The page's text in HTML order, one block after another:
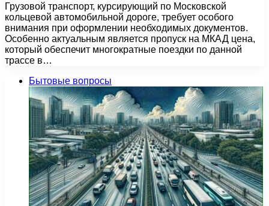
Грузовой транспорт, курсирующий по Московской
кольцевой автомобильной дороге, требует особого
внимания при оформлении необходимых документов.
Особенно актуальным является пропуск на МКАД цена,
который обеспечит многократные поездки по данной
трассе в…
Бытовые вопросы